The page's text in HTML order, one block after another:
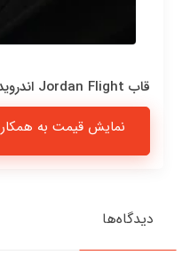
قاب Jordan Flight اندروید (کدC2055)
نمایش قیمت به همکار
دیدگاه‌ها